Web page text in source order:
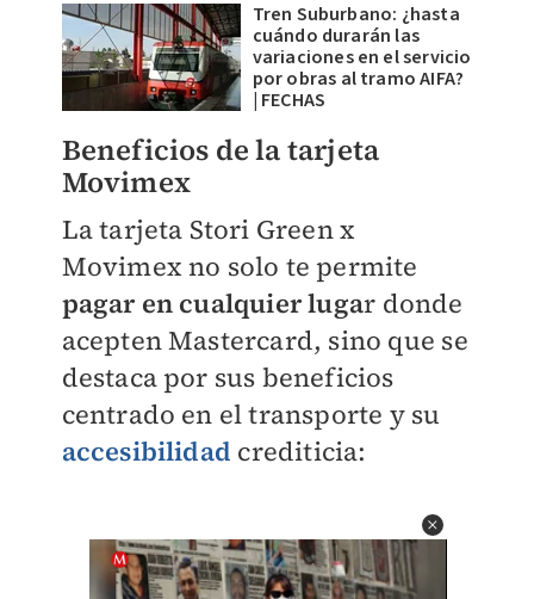
Tren Suburbano: ¿hasta
cuándo durarán las
variaciones en el servicio
por obras al tramo AIFA?
| FECHAS
Beneficios de la tarjeta
Movimex
La tarjeta Stori Green x
Movimex no solo te permite
pagar en cualquier lugar donde
acepten Mastercard, sino que se
destaca por sus beneficios
centrado en el transporte y su
accesibilidad crediticia: